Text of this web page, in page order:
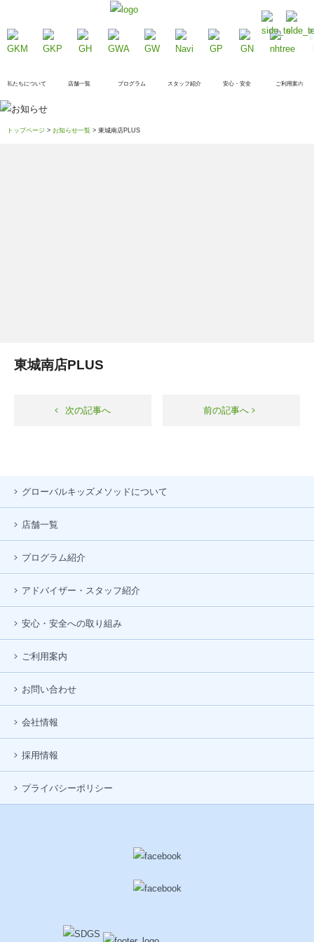
私たちについて 店舗一覧 プログラム スタッフ紹介 安心・安全 ご利用案内
トップページ > お知らせ一覧 > 東城南店PLUS
東城南店PLUS
前の記事へ
次の記事へ
グローバルキッズメソッドについて
店舗一覧
プログラム紹介
アドバイザー・スタッフ紹介
安心・安全への取り組み
ご利用案内
お問い合わせ
会社情報
採用情報
プライバシーポリシー